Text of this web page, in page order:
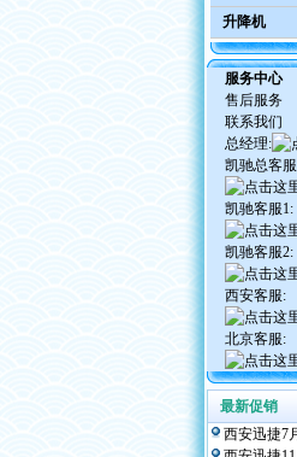
升降机
服务中心
售后服务
联系我们
总经理:
凯驰总客
凯驰客服1:
凯驰客服2:
西安客服:
北京客服:
最新促销
西安迅捷